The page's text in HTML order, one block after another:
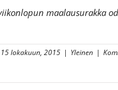
maalausurakka
15 lokakuun, 2015 | Yleinen |